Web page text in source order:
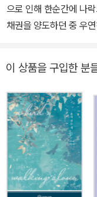
으로 인해 한순간에 나
채권을 양도하던 중 우
들이고, 그렇게 함께 시
석은 여원에게 다정한
그의 행동에 조금이나
너지며 돌이킬 수 없는 선택을 하고야
있고, 새는 계속 걷는다.
종이책 출간 담백한 문체와 섬세한 감정선으로 많은 사랑을 받은 서
사희 작가의 로맨스 소
잔하면서도 깊은 울림을
이 상품을 구입한 분